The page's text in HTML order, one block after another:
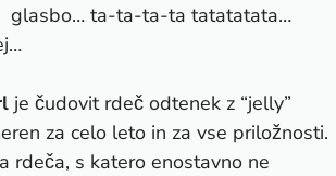
glasbo… ta-ta-ta-ta tatatatata…
je čudovit rdeč odtenek z “jelly”
za celo leto in za vse priložnosti.
rdeča, s katero enostavno ne